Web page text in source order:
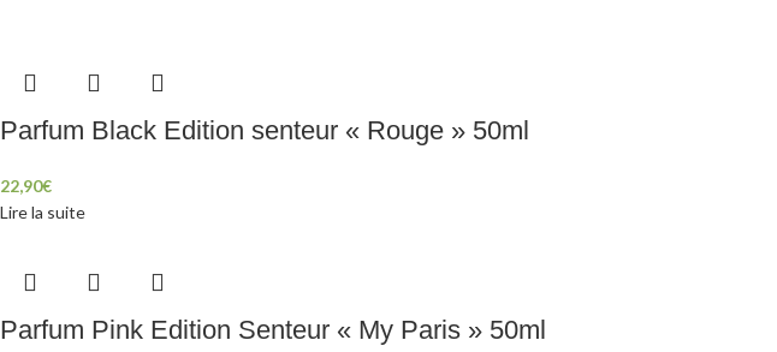
Parfum Black Edition senteur « Rouge » 50ml
22,90€
Lire la suite
Parfum Pink Edition Senteur « My Paris » 50ml